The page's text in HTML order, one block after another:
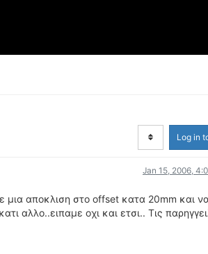
Log in
Jan 15, 2006,
αποκλιση στο offset κατα 20mm και
αλλο..ειπαμε οχι και ετσι.. Τις